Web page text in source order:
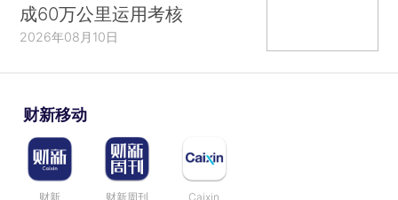
成60万公里运用考核
2026年08月10日
财新移动
财新 财新周刊 Caixin